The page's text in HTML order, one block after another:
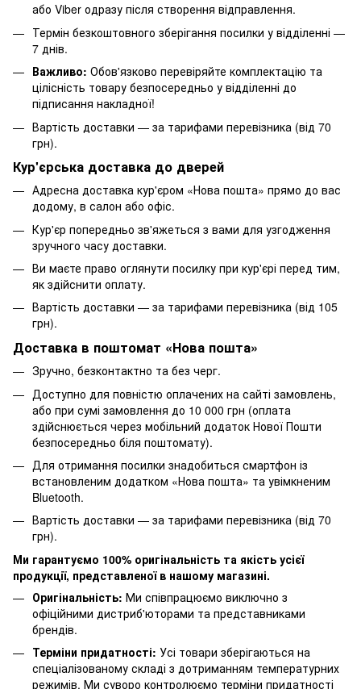
або Viber одразу після створення відправлення.
Термін безкоштовного зберігання посилки у відділенні —
7 днів.
Важливо: Обов'язково перевіряйте комплектацію та
цілісність товару безпосередньо у відділенні до
підписання накладної!
Вартість доставки — за тарифами перевізника (від 70
грн).
Кур'єрська доставка до дверей
Адресна доставка кур'єром «Нова пошта» прямо до вас
додому, в салон або офіс.
Кур'єр попередньо зв'яжеться з вами для узгодження
зручного часу доставки.
Ви маєте право оглянути посилку при кур'єрі перед тим,
як здійснити оплату.
Вартість доставки — за тарифами перевізника (від 105
грн).
Доставка в поштомат «Нова пошта»
Зручно, безконтактно та без черг.
Доступно для повністю оплачених на сайті замовлень,
або при сумі замовлення до 10 000 грн (оплата
здійснюється через мобільний додаток Нової Пошти
безпосередньо біля поштомату).
Для отримання посилки знадобиться смартфон із
встановленим додатком «Нова пошта» та увімкненим
Bluetooth.
Вартість доставки — за тарифами перевізника (від 70
грн).
Ми гарантуємо 100% оригінальність та якість усієї
продукції, представленої в нашому магазині.
Оригінальність: Ми співпрацюємо виключно з
офіційними дистриб'юторами та представниками
брендів.
Терміни придатності: Усі товари зберігаються на
спеціалізованому складі з дотриманням температурних
режимів. Ми суворо контролюємо терміни придатності